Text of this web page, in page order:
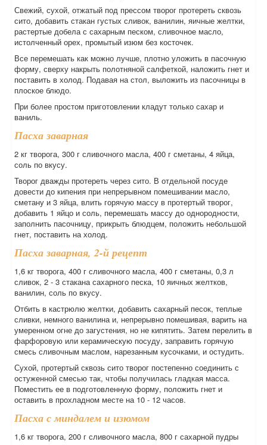
Свежий, сухой, отжатый под прессом творог протереть сквозь
сито, добавить стакан густых сливок, ванилин, яичные желтки,
растертые добела с сахарным песком, сливочное масло,
истолченный орех, промытый изюм без косточек.
Все перемешать как можно лучше, плотно уложить в пасочную
форму, сверху накрыть полотняной салфеткой, наложить гнет и
поставить в холод. Подавая на стол, выложить из пасочницы в
плоское блюдо.
При более простом приготовлении кладут только сахар и
ваниль.
Пасха заварная
2 кг творога, 300 г сливочного масла, 400 г сметаны, 4 яйца,
соль по вкусу.
Творог дважды протереть через сито. В отдельной посуде
довести до кипения при непрерывном помешивании масло,
сметану и 3 яйца, влить горячую массу в протертый творог,
добавить 1 яйцо и соль, перемешать массу до однородности,
заполнить пасочницу, прикрыть блюдцем, положить небольшой
гнет, поставить на холод.
Пасха заварная, 2-й рецепт
1,6 кг творога, 400 г сливочного масла, 400 г сметаны, 0,3 л
сливок, 2 - 3 стакана сахарного песка, 10 яичных желтков,
ванилин, соль по вкусу.
Отбить в кастрюлю желтки, добавить сахарный песок, теплые
сливки, немного ванилина и, непрерывно помешивая, варить на
умеренном огне до загустения, но не кипятить. Затем перелить в
фарфоровую или керамическую посуду, заправить горячую
смесь сливочным маслом, нарезанным кусочками, и остудить.
Сухой, протертый сквозь сито творог постепенно соединить с
остуженной смесью так, чтобы получилась гладкая масса.
Поместить ее в подготовленную форму, положить гнет и
оставить в прохладном месте на 10 - 12 часов.
Пасха с миндалем и изюмом
1,6 кг творога, 200 г сливочного масла, 800 г сахарной пудры